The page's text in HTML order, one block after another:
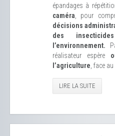
épandages à
caméra , pour
décisions
des
l’environnement.
réalisateur espère
l’agriculture , face
LIRE LA SUITE